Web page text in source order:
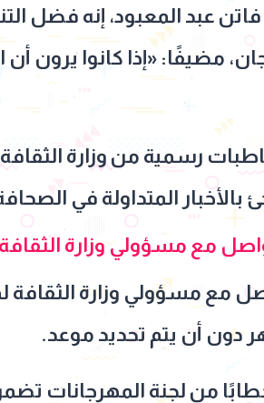
عبد المعبود، إنه فضل
مضيفًا: «إذا كانوا يرون
رسمية من وزارة
بالأخبار المتداولة في
مع مسؤولي وزارة الثقافة
مع مسؤولي وزارة الثقافة
دون أن يتم تحديد موعد.
من لجنة المهرجانات